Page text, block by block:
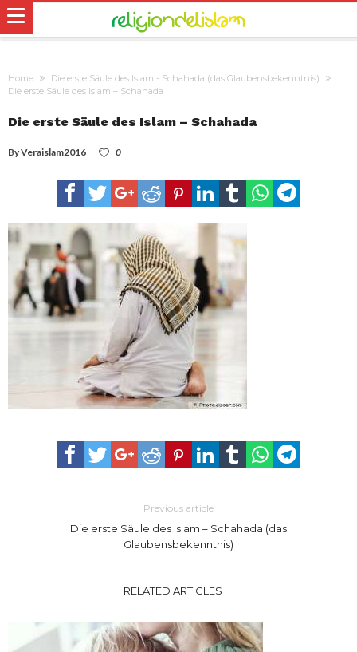
Home
Die erste Säule des Islam - Schahada (das Glaubensbekenntnis)
Die erste Säule des Islam – Schahada
Die erste Säule des Islam – Schahada
ByVeraislam2016 0
Previous article
Die erste Säule des Islam – Schahada (das
Glaubensbekenntnis)
RELATED ARTICLES